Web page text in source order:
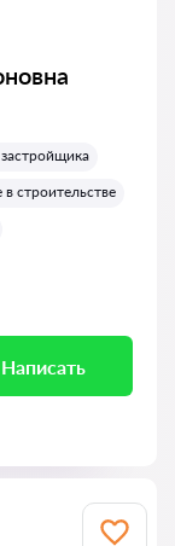
строительстве
Написать